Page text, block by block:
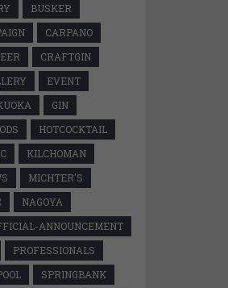
BUSKER
CARPANO
CRAFTGIN
EVENT
GIN
HOTCOCKTAIL
KILCHOMAN
MICHTER'S
NAGOYA
ANNOUNCEMENT
PROFESSIONALS
SPRINGBANK